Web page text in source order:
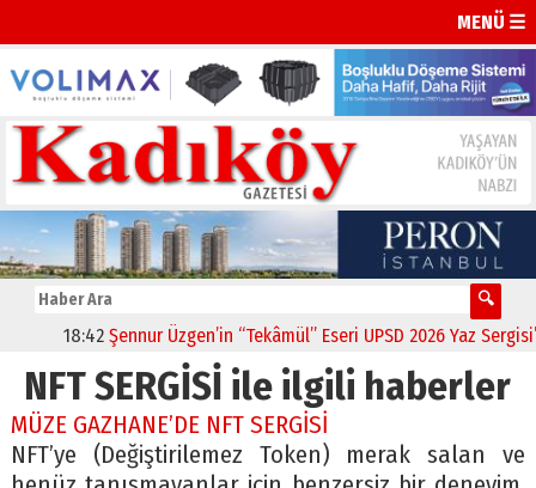
MENÜ ☰
18:42 Şennur Üzgen’in “Tekâmül” Eseri UPSD 2026 Yaz
NFT SERGİSİ ile ilgili haberler
MÜZE GAZHANE’DE NFT SERGİSİ
NFT’ye (Değiştirilemez Token) merak salan ve